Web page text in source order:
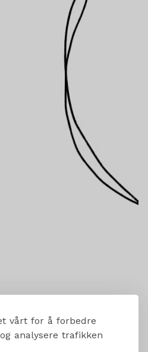
vårt for å forbedre
analysere trafikken